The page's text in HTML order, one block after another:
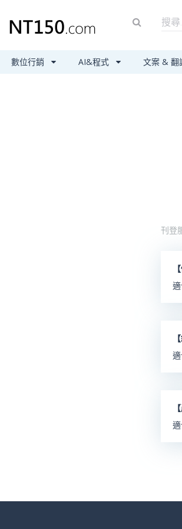
數位行銷 AI&程式 文案 & 翻
刊登